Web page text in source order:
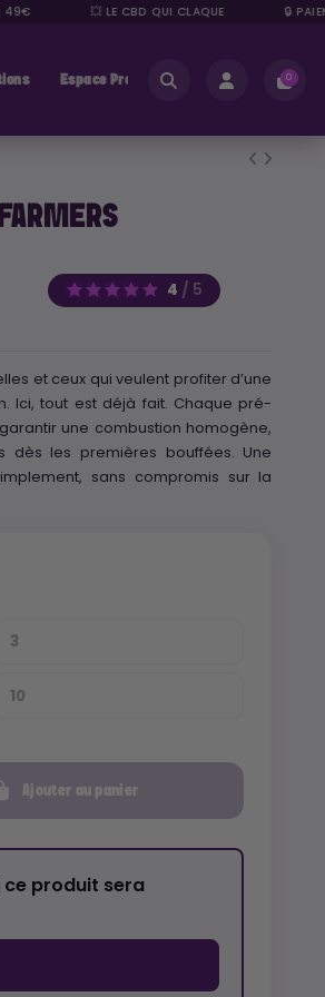
💥 LE CBD QUI CLAQUE 🔒
Espace Pros 0
4 / 5
et ceux qui veulent profiter d’une
Ici, tout est déjà fait. Chaque pré-
une combustion homogène,
les premières bouffées. Une
sans compromis sur la
3
10
Ajouter au panier
produit sera